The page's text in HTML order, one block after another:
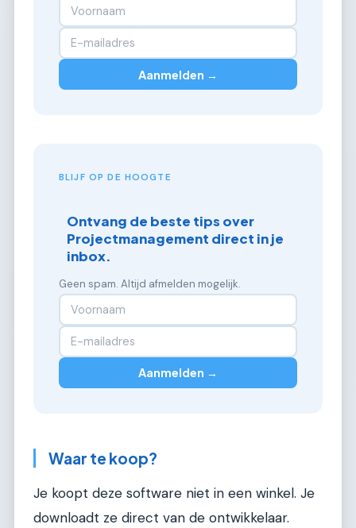
Aanmelden →
BLIJF OP DE HOOGTE
Ontvang de beste tips over
Projectmanagement direct in je
inbox.
Geen spam. Altijd afmelden mogelijk.
Aanmelden →
Waar te koop?
Je koopt deze software niet in een winkel. Je
downloadt ze direct van de ontwikkelaar.